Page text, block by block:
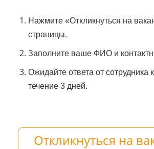
Нажмите «Откликнуться на
страницы.
Заполните ваше ФИО и
Ожидайте ответа от сотрудника
течение 3 дней.
Откликнуться на